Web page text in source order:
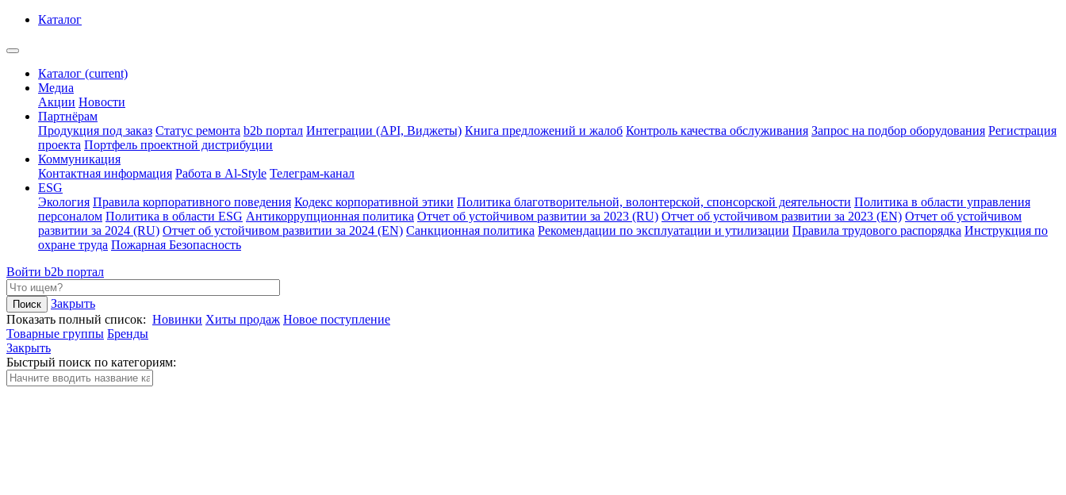
Каталог
Каталог (current)
Медиа
Акции Новости
Партнёрам
Продукция под заказ Статус ремонта b2b портал Интеграции (API, Виджеты) Книга предложений и жалоб Контроль качества обслуживания Запрос на подбор оборудования Регистрация
проекта Портфель проектной дистрибуции
Коммуникация
Контактная информация Работа в Al-Style Телеграм-канал
ESG
Экология Правила корпоративного поведения Кодекс корпоративной этики Политика благотворительной, волонтерской, спонсорской деятельности Политика в области управления
персоналом Политика в области ESG Антикоррупционная политика Отчет об устойчивом развитии за 2023 (RU) Отчет об устойчивом развитии за 2023 (EN) Отчет об устойчивом
развитии за 2024 (RU) Отчет об устойчивом развитии за 2024 (EN) Санкционная политика Рекомендации по эксплуатации и утилизации Правила трудового распорядка Инструкция по
охране труда Пожарная Безопасность
Войти b2b портал
Закрыть
Показать полный список: Новинки Хиты продаж Новое поступление
Товарные группы Бренды
Закрыть
Быстрый поиск по категориям: